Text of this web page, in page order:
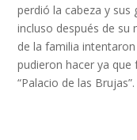
perdió la cabeza y sus
incluso después de su
de la familia
pudieron hacer ya
“Palacio de las Brujas”.